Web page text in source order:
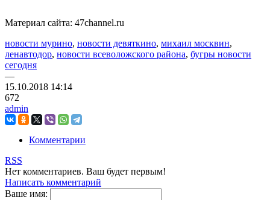
Материал сайта: 47channel.ru
новости мурино, новости девяткино, михаил москвин,
ленавтодор, новости всеволожского района, бугры новости
сегодня
—
15.10.2018 14:14
672
admin
Комментарии
RSS
Нет комментариев. Ваш будет первым!
Написать комментарий
Ваше имя: